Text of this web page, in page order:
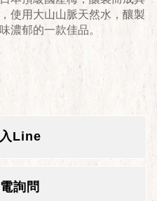
使用大山山脈天然水，釀製
濃郁的一款佳品。
Line
詢問